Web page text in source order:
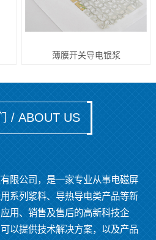
薄膜开关导电银浆
/ ABOUT US
公司，是一家专业从事电磁屏
系列浆料、导热导电类产品等新
用、销售及售后的高新科技企
以提供技术解决方案，以及产品